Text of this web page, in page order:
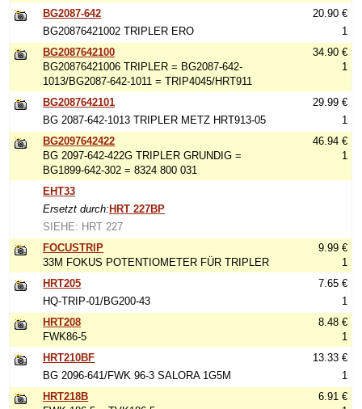
BG2087-642
BG20876421002 TRIPLER ERO
20.90 €
1
BG2087642100
BG20876421006 TRIPLER = BG2087-642-
1013/BG2087-642-1011 = TRIP4045/HRT911
34.90 €
1
BG2087642101
BG 2087-642-1013 TRIPLER METZ HRT913-05
29.99 €
1
BG2097642422
BG 2097-642-422G TRIPLER GRUNDIG =
BG1899-642-302 = 8324 800 031
46.94 €
1
EHT33
Ersetzt durch: HRT 227BP
SIEHE: HRT 227
FOCUSTRIP
33M FOKUS POTENTIOMETER FÜR TRIPLER
9.99 €
1
HRT205
HQ-TRIP-01/BG200-43
7.65 €
1
HRT208
FWK86-5
8.48 €
1
HRT210BF
BG 2096-641/FWK 96-3 SALORA 1G5M
13.33 €
1
HRT218B
6.91 €